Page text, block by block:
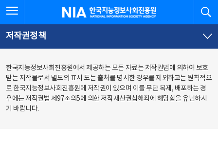
문
로
가
체
뉴
바
가
한국지능정보사회진흥원
저작권정책
한국지능정보사회진흥원에서 제공하는 모든 자료는 저작권법에 의하여 보호
받는 저작물로서 별도의 표시 도는 출처를 명시한 경우를 제외하고는 원칙적으
로 한국지능정보사회진흥원에 저작권이 있으며 이를 무단 복제, 배포하는 경
우에는 저작권법 제97조의5에 의한 저작재산권침해죄에 해당함을 유념하시
기 바랍니다.